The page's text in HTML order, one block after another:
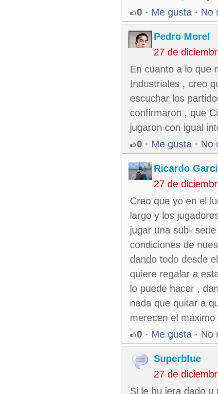
0 · Me gusta · No
Pedro Morel
27 de
En cuanto a lo que
Industriales , creo
escuchar los
confirmaron , que
jugaron con igual
0 · Me gusta · No
Ricardo
27 de
Creo que yo en el
largo y los
jugar una sub-
condiciones de
dando todo desde
quiere regalar a
lo puede hacer ,
nada que quitar a
merecen el
0 · Me gusta · No
Superblue
27 de
Si le hu iera dado u